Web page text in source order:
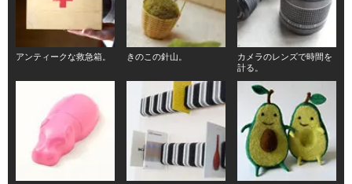
アンティークな救急箱。 きのこの針山。
カメラのレンズで時間を
計る。